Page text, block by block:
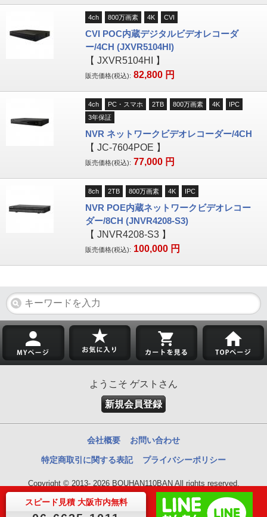
4ch 800万画素 4K CVI
CVI POC内蔵デジタルビデオレコーダ
ー/4CH (JXVR5104HI)
【 JXVR5104HI 】
販売価格(税込): 82,800 円
4ch PC・スマホ 2TB 800万画素 4K
IPC
3年保証
NVR ネットワークビデオレコーダー/4CH
【 JC-7604POE 】
販売価格(税込): 77,000 円
8ch 2TB 800万画素 4K IPC
NVR POE内蔵ネットワークビデオレコー
ダー/8CH (JNVR4208-S3)
【 JNVR4208-S3 】
販売価格(税込): 100,000 円
ようこそ ゲストさん
新規会員登録
会社概要 お問い合わせ
特定商取引に関する表記 プライバシーポリシー
Copyright © 2013- 2026 BOUHAN110BAN All rights reserved.
スピード見積 大阪市内無料